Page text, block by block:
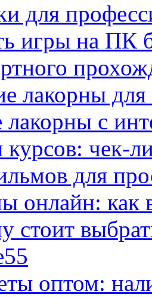
для
игры на ПК
лакорны для
с
чек-
для
онлайн: как
стоит
оптом: